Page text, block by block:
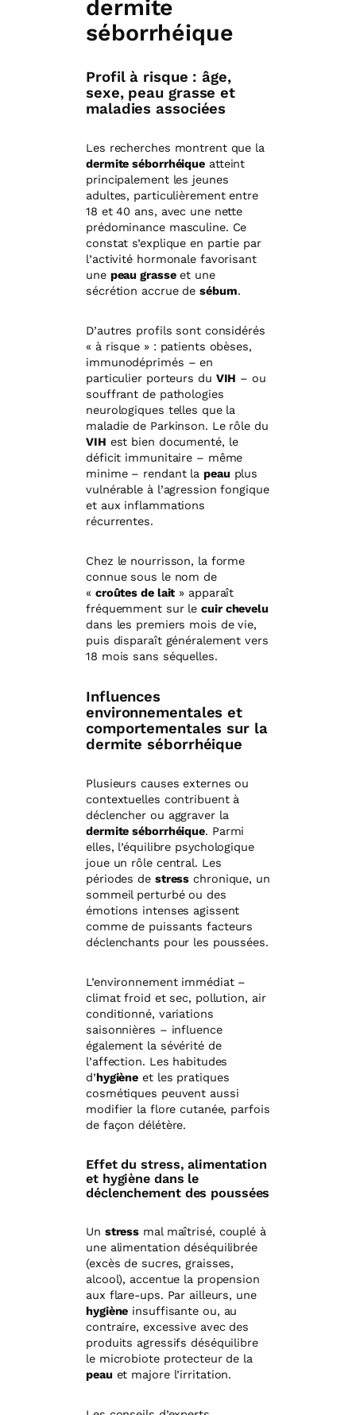
dermite
séborrhéique
Profil à risque : âge,
sexe, peau grasse et
maladies associées
Les recherches montrent que la
dermite séborrhéique atteint
principalement les jeunes
adultes, particulièrement entre
18 et 40 ans, avec une nette
prédominance masculine. Ce
constat s’explique en partie par
l’activité hormonale favorisant
une peau grasseet une
sécrétion accrue de sébum.
D’autres profils sont considérés
« à risque » : patients obèses,
immunodéprimés – en
particulier porteurs du VIH – ou
souffrant de pathologies
neurologiques telles que la
maladie de Parkinson. Le rôle du
VIH est bien documenté, le
déficit immunitaire – même
minime – rendant la peau plus
vulnérable à l’agression fongique
et aux inflammations
récurrentes.
Chez le nourrisson, la forme
connue sous le nom de
« croûtes de lait » apparaît
fréquemment sur lecuir chevelu
dans les premiers mois de vie,
puis disparaît généralement vers
18 mois sans séquelles.
Influences
environnementales et
comportementales sur la
dermite séborrhéique
Plusieurs causes externes ou
contextuelles contribuent à
déclencher ou aggraver la
dermite séborrhéique. Parmi
elles, l’équilibre psychologique
joue un rôle central. Les
périodes de stress chronique, un
sommeil perturbé ou des
émotions intenses agissent
comme de puissants facteurs
déclenchants pour les poussées.
L’environnement immédiat –
climat froid et sec, pollution, air
conditionné, variations
saisonnières – influence
également la sévérité de
l’affection. Les habitudes
d’hygiène et les pratiques
cosmétiques peuvent aussi
modifier la flore cutanée, parfois
de façon délétère.
Effet du stress, alimentation
et hygiène dans le
déclenchement des poussées
Un stress mal maîtrisé, couplé à
une alimentation déséquilibrée
(excès de sucres, graisses,
alcool), accentue la propension
aux flare-ups. Par ailleurs, une
hygiène insuffisante ou, au
contraire, excessive avec des
produits agressifs déséquilibre
le microbiote protecteur de la
peau et majore l’irritation.